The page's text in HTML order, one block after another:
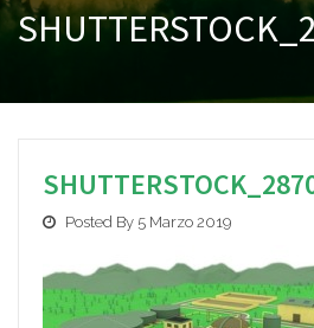
Posted By 5 Marzo 2019